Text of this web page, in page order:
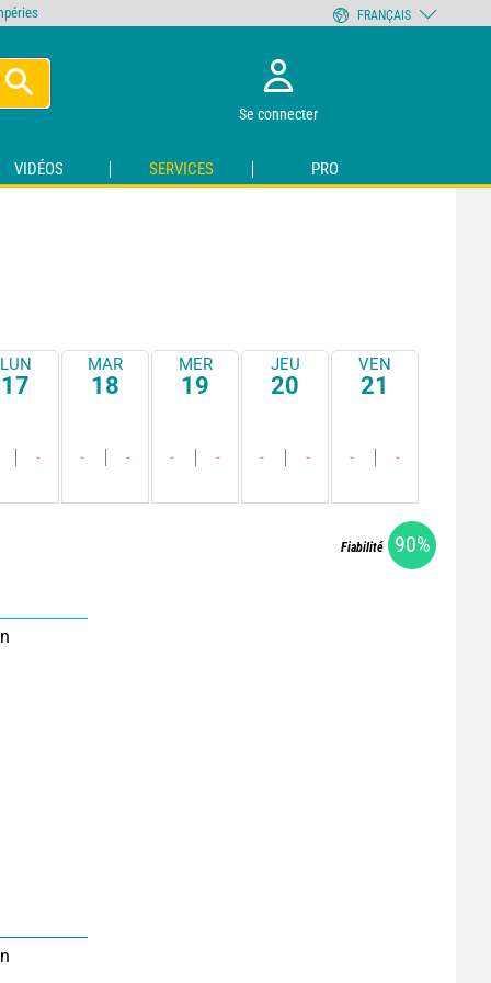
Se connecter
VIDÉOS SERVICES PRO
LUN
17
-
MAR
18
- -
MER
19
- -
JEU
20
- -
VEN
21
- -
Fiabilité 90%
FRANÇAIS